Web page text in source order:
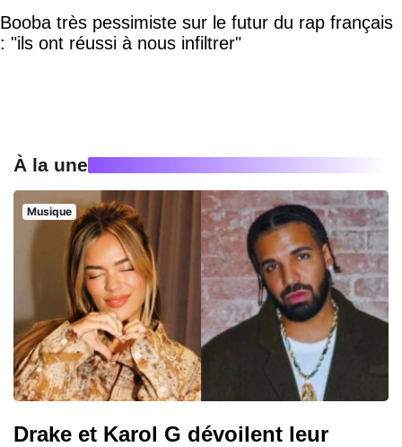
Booba très pessimiste sur le futur du rap français
: "ils ont réussi à nous infiltrer"
À la une
Musique
Drake et Karol G dévoilent leur